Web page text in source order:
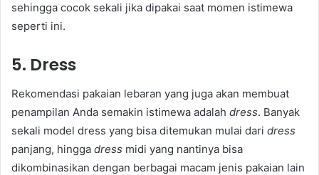
sehingga cocok sekali jika dipakai saat momen istimewa
seperti ini.
5. Dress
Rekomendasi pakaian lebaran yang juga akan membuat
penampilan Anda semakin istimewa adalah dress. Banyak
sekali model dress yang bisa ditemukan mulai dari dress
panjang, hingga dress midi yang nantinya bisa
dikombinasikan dengan berbagai macam jenis pakaian lain